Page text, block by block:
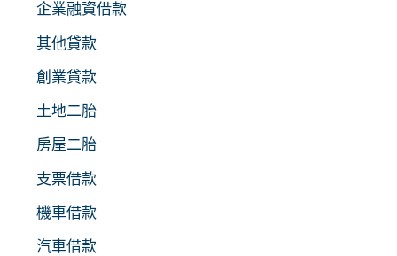
企業融資借款
其他貸款
創業貸款
土地二胎
房屋二胎
支票借款
機車借款
汽車借款